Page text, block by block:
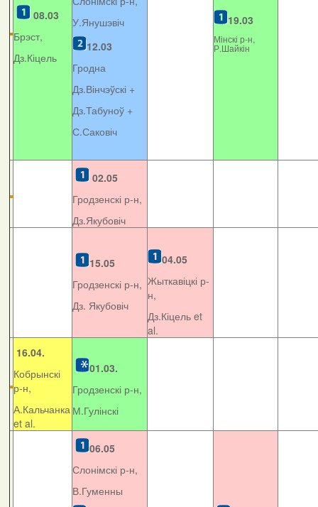
08.03
Брэст,
Дз.Кіцель
У.Янушэвіч
12.03
Гродна
Дз.Вінчэўскі +
Дз.Табуноў +
С.Саковіч
19.03
Мінскі р-н,
Р.Шайкін
02.05
Гродзенскі р-н,
Дз.Якубовіч
15.05
Гродзенскі р-н,
Дз. Якубовіч
04.05
Жыткавіцкі р-
н,
Дз.Кіцель et
al.
16.04.
Кобрынскі
р-н,
А.Кальчанка
et al.
01.03.
Гродзенскі р-н,
М.Гулінскі
06.05
Слонімскі р-н,
В.Гуменны